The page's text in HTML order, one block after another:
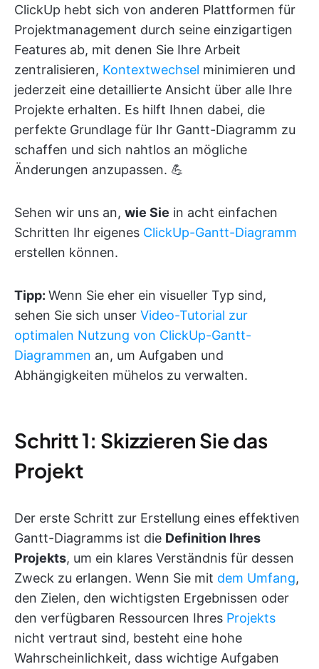
ClickUp hebt sich von anderen Plattformen für
Projektmanagement durch seine einzigartigen
Features ab, mit denen Sie Ihre Arbeit
zentralisieren, Kontextwechsel minimieren und
jederzeit eine detaillierte Ansicht über alle Ihre
Projekte erhalten. Es hilft Ihnen dabei, die
perfekte Grundlage für Ihr Gantt-Diagramm zu
schaffen und sich nahtlos an mögliche
Änderungen anzupassen. 💪
Sehen wir uns an, wie Sie in acht einfachen
Schritten Ihr eigenes ClickUp-Gantt-Diagramm
erstellen können.
Tipp: Wenn Sie eher ein visueller Typ sind,
sehen Sie sich unser Video-Tutorial zur
optimalen Nutzung von ClickUp-Gantt-
Diagrammen an, um Aufgaben und
Abhängigkeiten mühelos zu verwalten.
Schritt 1: Skizzieren Sie das
Projekt
Der erste Schritt zur Erstellung eines effektiven
Gantt-Diagramms ist die Definition Ihres
Projekts, um ein klares Verständnis für dessen
Zweck zu erlangen. Wenn Sie mit dem Umfang,
den Zielen, den wichtigsten Ergebnissen oder
den verfügbaren Ressourcen Ihres Projekts
nicht vertraut sind, besteht eine hohe
Wahrscheinlichkeit, dass wichtige Aufgaben